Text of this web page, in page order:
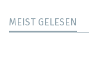
MEIST GELESEN